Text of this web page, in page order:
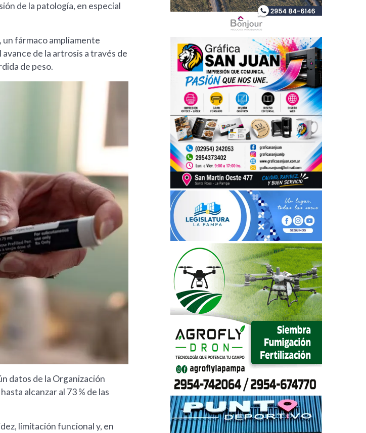
de la patología, en especial
fármaco ampliamente
de la artrosis a través de
de peso.
datos de la Organización
alcanzar al 73 % de las
limitación funcional y, en